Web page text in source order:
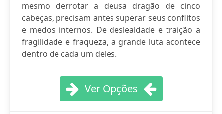
mesmo derrotar a deusa dragão de cinco
cabeças, precisam antes superar seus conflitos
e medos internos. De deslealdade e traição a
fragilidade e fraqueza, a grande luta acontece
dentro de cada um deles.
Ver Opções